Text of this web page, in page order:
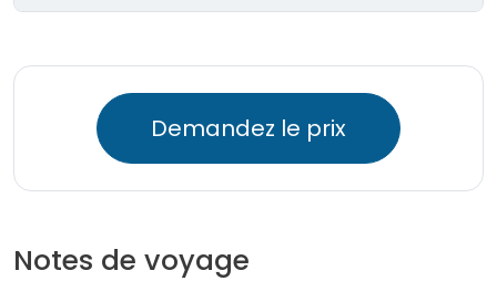
Demandez le prix
Notes de voyage